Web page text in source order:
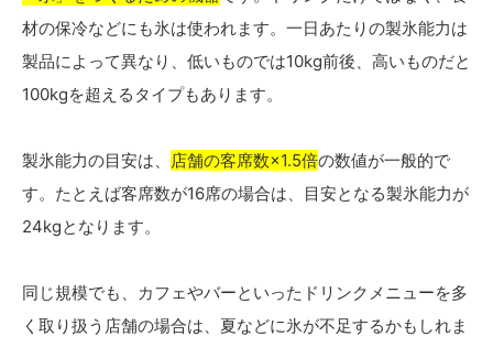
材の保冷などにも氷は使われます。一日あたりの製氷能力は
製品によって異なり、低いものでは10kg前後、高いものだと
100kgを超えるタイプもあります。
製氷能力の目安は、 店舗の客席数×1.5倍の数値が一般的で
す。たとえば客席数が16席の場合は、目安となる製氷能力が
24kgとなります。
同じ規模でも、カフェやバーといったドリンクメニューを多
く取り扱う店舗の場合は、夏などに氷が不足するかもしれま